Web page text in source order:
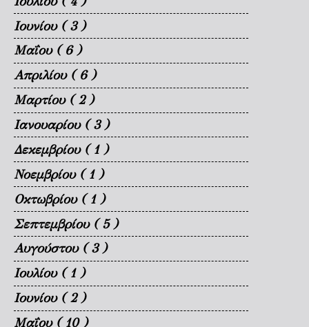
Ιουνίου ( 3 )
Μαΐου ( 6 )
Απριλίου ( 6 )
Μαρτίου ( 2 )
Ιανουαρίου ( 3 )
Δεκεμβρίου ( 1 )
Νοεμβρίου ( 1 )
Οκτωβρίου ( 1 )
Σεπτεμβρίου ( 5 )
Αυγούστου ( 3 )
Ιουλίου ( 1 )
Ιουνίου ( 2 )
Μαΐου ( 10 )